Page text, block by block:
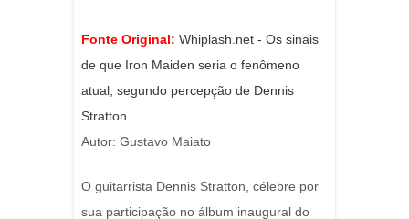
Fonte Original: Whiplash.net - Os sinais
de que Iron Maiden seria o fenômeno
atual, segundo percepção de Dennis
Stratton
Autor: Gustavo Maiato
O guitarrista Dennis Stratton, célebre por
sua participação no álbum inaugural do